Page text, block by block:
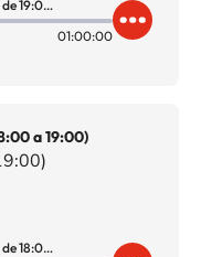
Del 40 al 1 (19/07/2026 - Tramo de 19:00 a 20:00)
01:00:00
a 19:00)
Del 40 al 1 (19/07/2026 - Tramo de 18:00 a 19:00)